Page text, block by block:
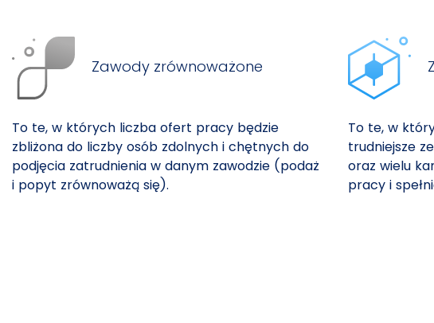
Zawody zrównoważone
To te, w których liczba ofert pracy będzie
zbliżona do liczby osób zdolnych i chętnych do
podjęcia zatrudnienia w danym zawodzie (podaż
i popyt zrównoważą się).
To te, w
trudniejsze
oraz wielu
pracy i